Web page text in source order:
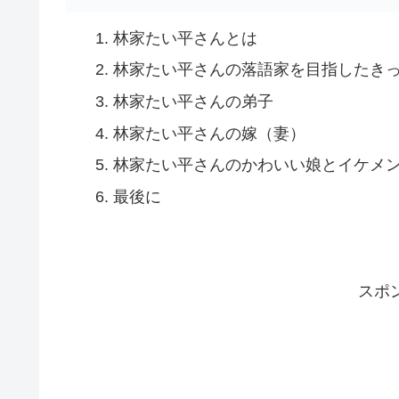
林家たい平さんとは
林家たい平さんの落語家を目指したき
林家たい平さんの弟子
林家たい平さんの嫁（妻）
林家たい平さんのかわいい娘とイケメ
最後に
スポ